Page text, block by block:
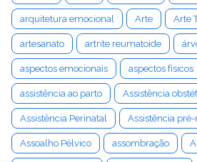
arquitetura emocional Arte Arte
artesanato artrite reumatoide
aspectos emocionais aspectos físicos
assistência ao parto Assistência
Assistência Perinatal Assistência
Assoalho Pélvico assombração